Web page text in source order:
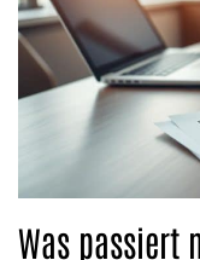
Was passiert